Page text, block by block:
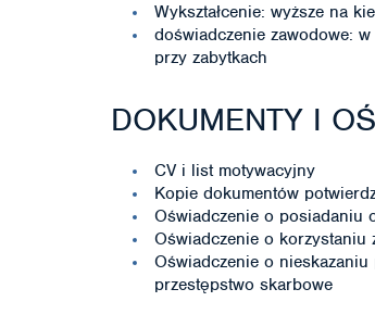
Wykształcenie: wyższe na
doświadczenie zawodowe:
przy zabytkach
DOKUMENTY I
CV i list motywacyjny
Kopie dokumentów
Oświadczenie o posiadaniu
Oświadczenie o korzystaniu
Oświadczenie o
przestępstwo skarbowe